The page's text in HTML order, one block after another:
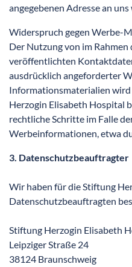
angegebenen Adresse an uns
Widerspruch gegen Werbe-
Der Nutzung von im
veröffentlichten
ausdrücklich angeforderter
Informationsmaterialien
Herzogin Elisabeth Hospital
rechtliche Schritte im Falle
Werbeinformationen, etwa
3. Datenschutzbeauftragter
Wir haben für die Stiftung
Datenschutzbeauftragten
Stiftung Herzogin Elisabeth
Leipziger Straße 24
38124 Braunschweig